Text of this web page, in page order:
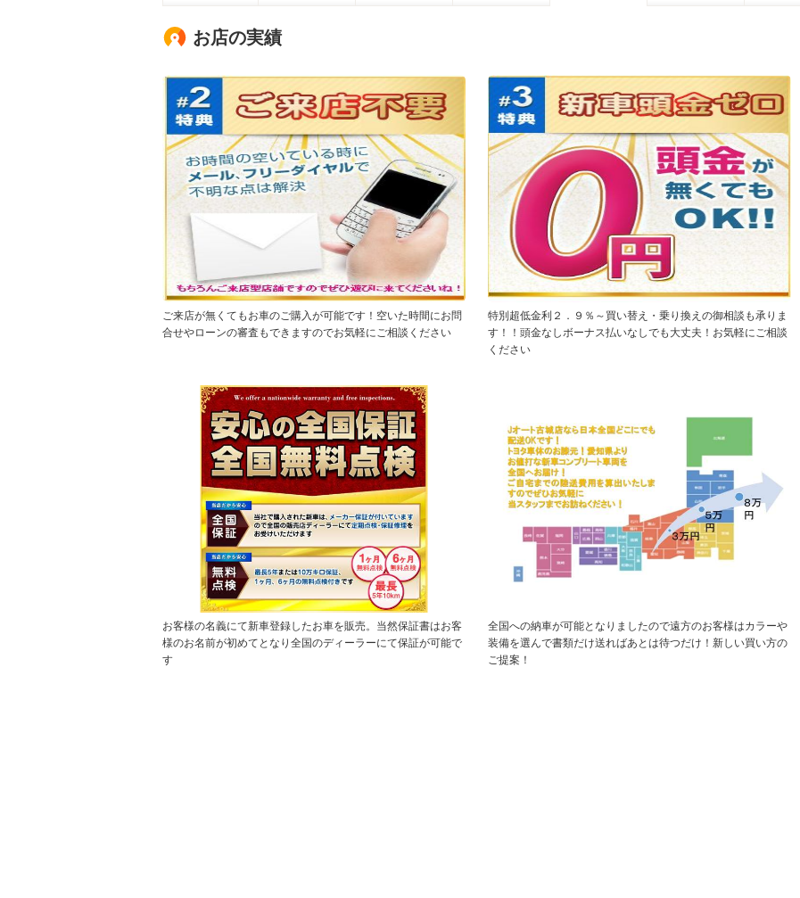
お店の実績
ご来店が無くてもお車のご購入が可能です！空いた時間にお問
合せやローンの審査もできますのでお気軽にご相談ください
特別超低金利２．９％～買い替え・乗り換えの御相談も承りま
す！！頭金なしボーナス払いなしでも大丈夫！お気軽にご相談
ください
お客様の名義にて新車登録したお車を販売。当然保証書はお客
様のお名前が初めてとなり全国のディーラーにて保証が可能で
す
全国への納車が可能となりましたので遠方のお客様はカラーや
装備を選んで書類だけ送ればあとは待つだけ！新しい買い方の
ご提案！